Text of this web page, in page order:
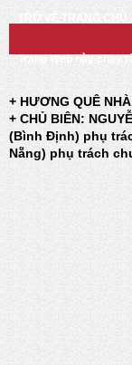
TRỞ VỀ TRANG CHỦ
Trang Web này chạy
+ HƯƠNG QUÊ
+ CHỦ BIÊN:
(Bình Định) phụ
Nẵng) phụ trách